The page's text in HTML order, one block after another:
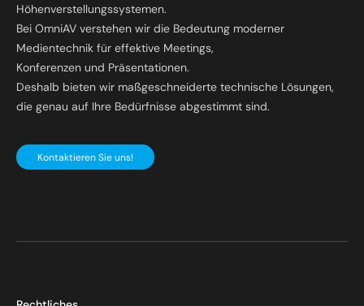
Höhenverstellungssystemen.
Bei OmniAV verstehen wir die Bedeutung moderner
Medientechnik für effektive Meetings,
Konferenzen und Präsentationen.
Deshalb bieten wir maßgeschneiderte technische Lösungen,
die genau auf Ihre Bedürfnisse abgestimmt sind.
Kontaktieren Sie uns!